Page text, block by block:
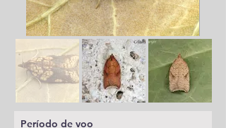
Período de voo